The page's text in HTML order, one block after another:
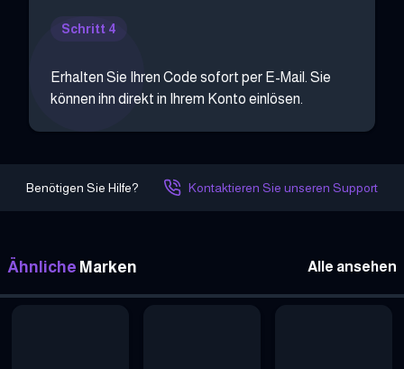
Schritt 4
Erhalten Sie Ihren Code sofort per E-Mail. Sie
können ihn direkt in Ihrem Konto einlösen.
Benötigen Sie Hilfe? Kontaktieren Sie unseren Support
Ähnliche Marken Alle ansehen